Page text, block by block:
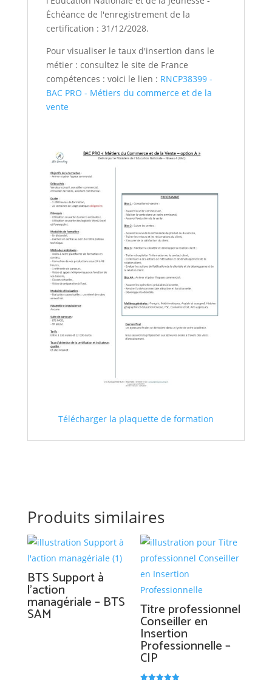
Échéance de l'enregistrement de la
certification : 31/12/2028.
Pour visualiser le taux d'insertion dans le
métier : consultez le site de France
compétences : voici le lien : RNCP38399 -
BAC PRO - Métiers du commerce et de la
vente
Télécharger la plaquette de formation
Produits similaires
BTS Support à
l’action
managériale – BTS
SAM Titre professionnel
Conseiller en
Insertion
Professionnelle –
CIP